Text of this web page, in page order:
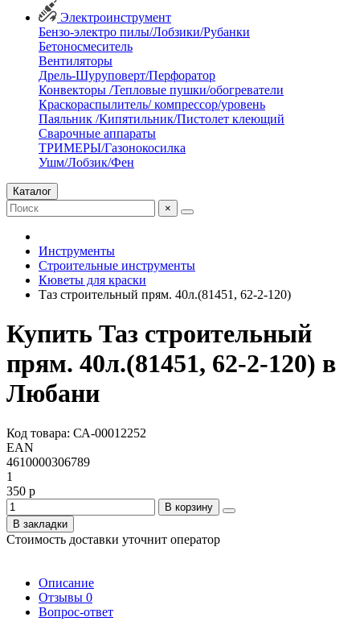
Электроинструмент
Бензо-электро пилы/Лобзики/Рубанки
Бетоносмеситель
Вентиляторы
Дрель-Шуруповерт/Перфоратор
Конвекторы /Тепловые пушки/обогреватели
Краскораспылитель/ компрессор/уровень
Паяльник /Кипятильник/Пистолет клеющий
Сварочные аппараты
ТРИМЕРЫ/Газонокосилка
Ушм/Лобзик/Фен
Каталог
×
Инструменты
Строительные инструменты
Кюветы для краски
Таз строительный прям. 40л.(81451, 62-2-120)
Купить Таз строительный
прям. 40л.(81451, 62-2-120) в
Любани
Код товара: СА-00012252
EAN
4610000306789
1
350 р
В корзину
В закладки
Стоимость доставки уточнит оператор
Описание
Отзывы 0
Вопрос-ответ